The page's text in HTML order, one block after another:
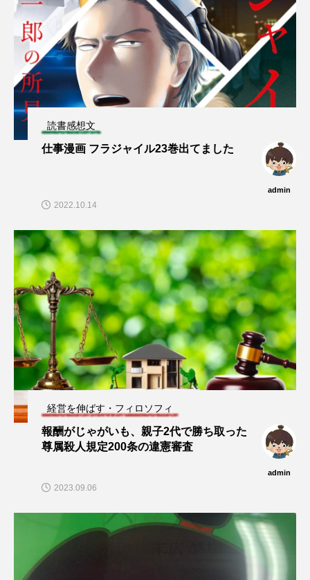
読書感想文
仕事漫画 フラジャイル23巻出てました
admin
2022.10.14
経営を伸ばす・フィロソフィ
報酬がじゃがいも、親子2代で勝ち取った
尊属殺人規定200条の違憲審査
admin
2023.09.06